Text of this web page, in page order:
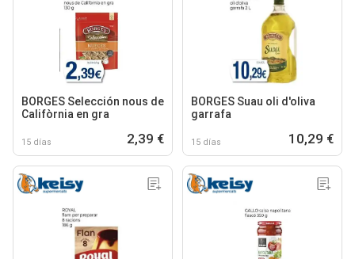
BORGES Selección nous de
Califòrnia en gra
15 días 2,39 €
BORGES Suau oli d'oliva
garrafa
15 días 10,29 €